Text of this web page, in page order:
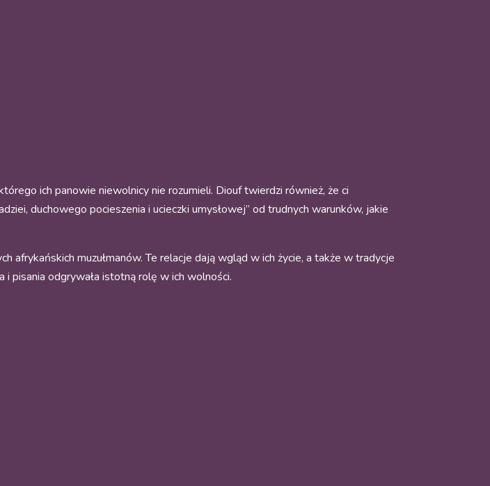
ich panowie niewolnicy nie rozumieli. Diouf twierdzi również, że ci
duchowego pocieszenia i ucieczki umysłowej” od trudnych warunków, jakie
afrykańskich muzułmanów. Te relacje dają wgląd w ich życie, a także w tradycje
pisania odgrywała istotną rolę w ich wolności.